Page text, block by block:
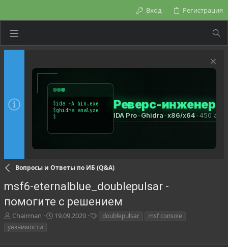
Вход Регистрация
Вопросы и Ответы по ИБ (Q&A)
msf6-eternalblue_doublepulsar -
помогите с решением
А
в
о
Chairman
Д
а
19.09.2020
и
doublepulsar
msf console
уязвимости